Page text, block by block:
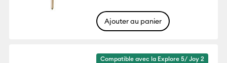
Ajouter au panier
Compatible avec la Explore 5/ Joy 2